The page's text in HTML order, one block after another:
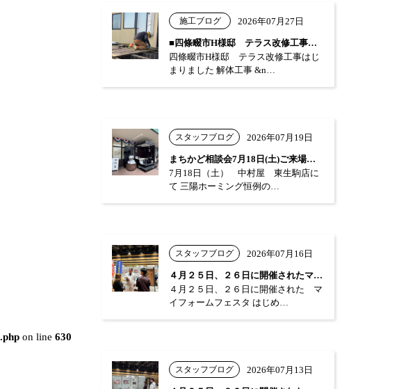
on line 630
施工ブログ 2026年07月27日
■四條畷市H様邸 テラス改修工事はじまり…
四條畷市H様邸 テラス改修工事はじ
まりました 解体工事 &n…
スタッフブログ 2026年07月19日
まちかど相談会7月18日(土)ご来場あり…
7月18日（土） 中村屋 東生駒店に
て 三陽ホーミング恒例の…
スタッフブログ 2026年07月16日
４月２５日、２６日に開催されたマイフォー…
４月２５日、２６日に開催された マ
イフォームフェスタ はじめ…
スタッフブログ 2026年07月13日